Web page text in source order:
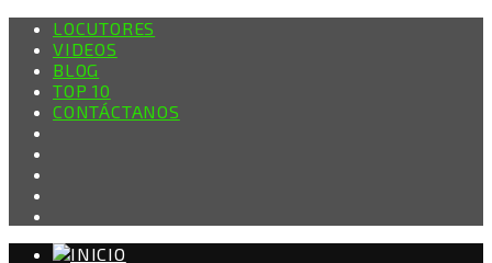
LOCUTORES
VIDEOS
BLOG
TOP 10
CONTÁCTANOS